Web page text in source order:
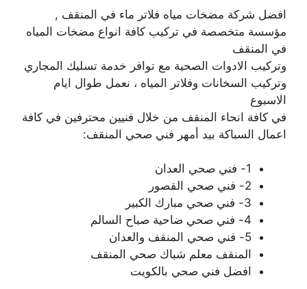
افضل شركة مضخات مياه فلاتر ماء في المنقف ,
مؤسسة متخصصة في تركيب كافة انواع مضخات المياه
في المنقف
وتركيب الادوات الصحية مع توافر خدمة تسليك المجاري
وتركيب السخانات وفلاتر المياه ، نعمل طوال ايام
الاسبوع
في كافة انحاء المنقف من خلال فنيين محترفين في كافة
اعمال السباكة بيد أمهر فني صحي المنقف:
1- فني صحي العدان
2- فني صحي القصور
3- فني صحي مبارك الكبير
4- فني صحي ضاحية صباح السالم
5- فني صحي المنقف والعدان
المنقف معلم شباك صحي المنقف
افضل فني صحي بالكويت